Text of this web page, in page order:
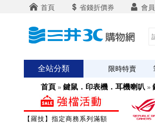
首頁 省錢折價券 會
全站分類 限時特賣
首頁 » 鍵鼠．印表機．耳機喇叭 »
【羅技】指定商務系列滿額送咖啡